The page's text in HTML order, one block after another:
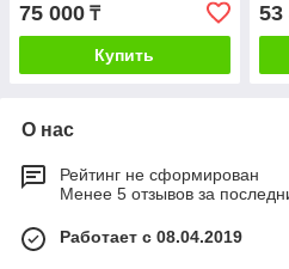
75 000 ₸
Купить
53
О нас
Рейтинг не сформирован
Менее 5 отзывов за
Работает с 08.04.2019